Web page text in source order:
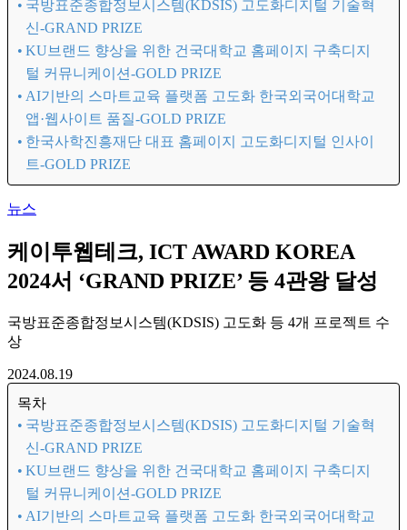
국방표준종합정보시스템(KDSIS) 고도화디지털 기술혁
신-GRAND PRIZE
KU브랜드 향상을 위한 건국대학교 홈페이지 구축디지
털 커뮤니케이션-GOLD PRIZE
AI기반의 스마트교육 플랫폼 고도화 한국외국어대학교
앱·웹사이트 품질-GOLD PRIZE
한국사학진흥재단 대표 홈페이지 고도화디지털 인사이
트-GOLD PRIZE
뉴스
케이투웹테크, ICT AWARD KOREA
2024서 ‘GRAND PRIZE’ 등 4관왕 달성
국방표준종합정보시스템(KDSIS) 고도화 등 4개 프로젝트 수
상
2024.08.19
목차
국방표준종합정보시스템(KDSIS) 고도화디지털 기술혁
신-GRAND PRIZE
KU브랜드 향상을 위한 건국대학교 홈페이지 구축디지
털 커뮤니케이션-GOLD PRIZE
AI기반의 스마트교육 플랫폼 고도화 한국외국어대학교